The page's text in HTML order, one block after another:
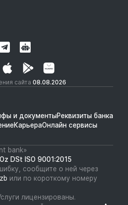
сайта 08.08.2026
и документыРеквизиты банка
КарьераОнлайн сервисы
bank»
Oz DSt ISO 9001:2015
сообщите о ней через
или по короткому номеру
лицензированы.